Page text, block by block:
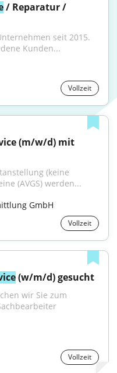
/ Reparatur /
seit 2015.
Kunden...
Vollzeit
(m/w/d) mit
(keine
(AVGS) werden...
GmbH
Vollzeit
(w/m/d) gesucht
wir Sie zum
Vollzeit